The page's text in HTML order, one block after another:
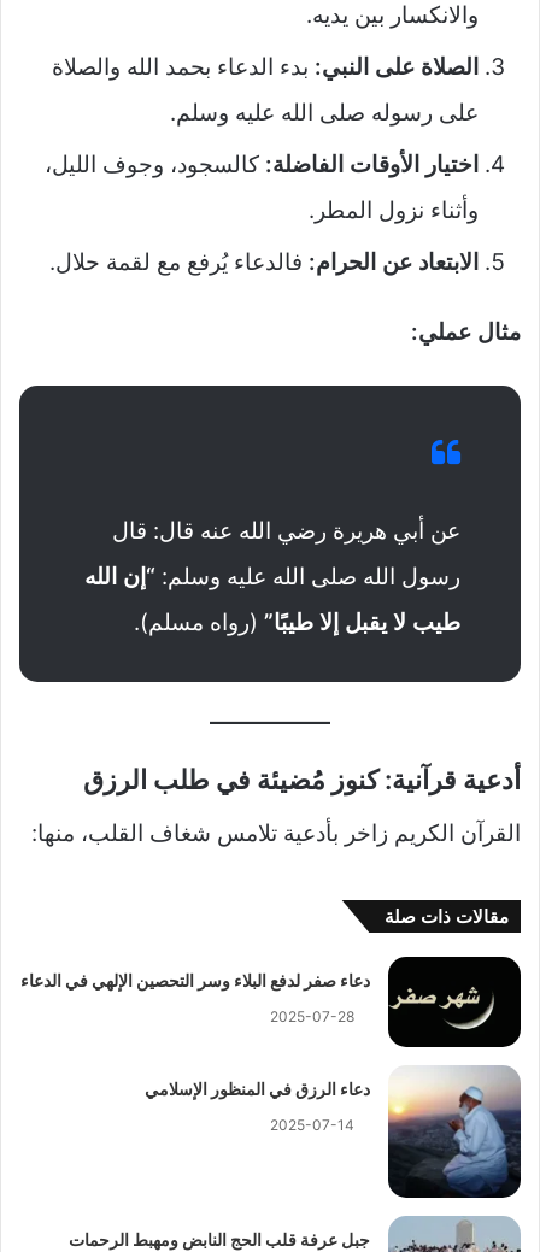
والانكسار بين يديه.
الصلاة على النبي: بدء الدعاء بحمد الله والصلاة
على رسوله صلى الله عليه وسلم.
اختيار الأوقات الفاضلة: كالسجود، وجوف الليل،
وأثناء نزول المطر.
الابتعاد عن الحرام: فالدعاء يُرفع مع لقمة حلال.
مثال عملي:
عن أبي هريرة رضي الله عنه قال: قال
رسول الله صلى الله عليه وسلم: “إن الله
طيب لا يقبل إلا طيبًا” (رواه مسلم).
أدعية قرآنية: كنوز مُضيئة في طلب الرزق
القرآن الكريم زاخر بأدعية تلامس شغاف القلب، منها:
مقالات ذات صلة
دعاء صفر لدفع البلاء وسر التحصين الإلهي في الدعاء
2025-07-28
دعاء الرزق في المنظور الإسلامي
2025-07-14
جبل عرفة قلب الحج النابض ومهبط الرحمات